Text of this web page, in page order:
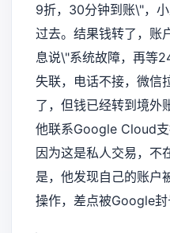
9折，30分钟到账\"，
过去。结果钱转了，账
息说\"系统故障，再等
失联，电话不接，微信
了，但钱已经转到境外
他联系Google Cloud支
因为这是私人交易，不
是，他发现自己的账户
操作，差点被Google封